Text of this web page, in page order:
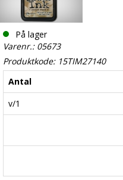
På lager
Varenr.: 05673
Produktkode: 15TIM27140
Antal
v/1